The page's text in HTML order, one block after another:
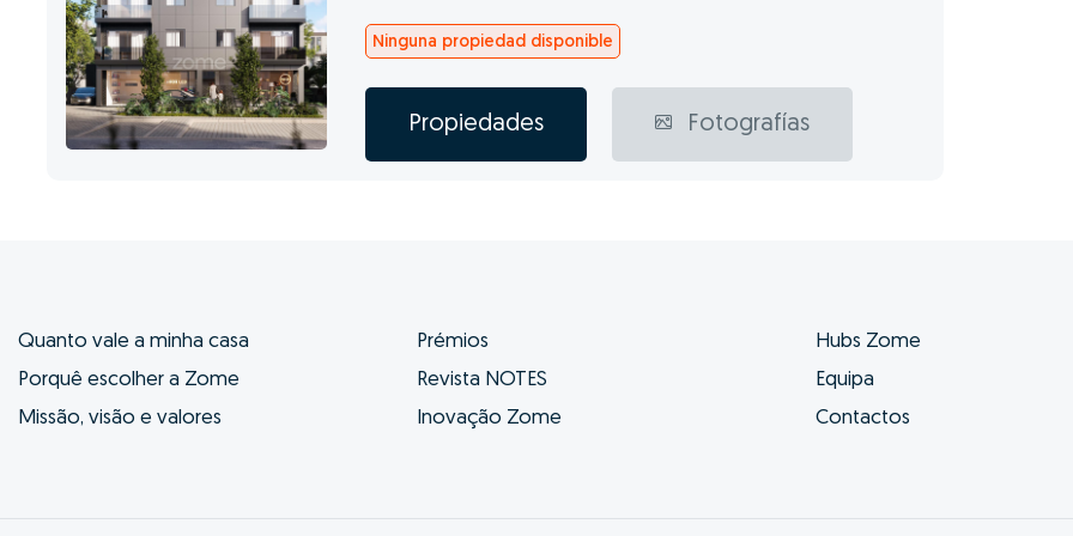
Ninguna propiedad disponible
Propiedades Fotografías
Quanto vale a minha casa
Porquê escolher a Zome
Missão, visão e valores
Prémios
Revista NOTES
Inovação Zome
Hubs Zome
Equipa
Contactos